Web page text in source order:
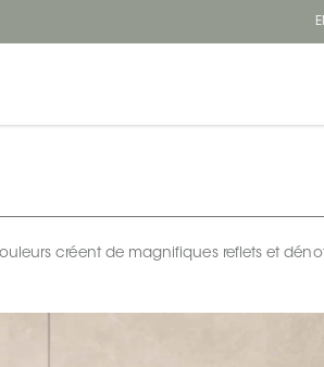
créent de magnifiques reflets et